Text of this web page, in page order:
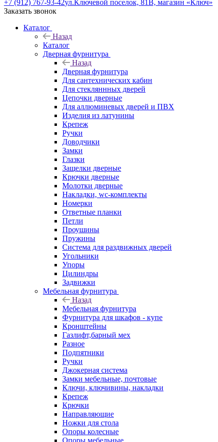
+7 (912) 767-93-42ул.Ключевой поселок, 81В, магазин «Ключ»
Заказать звонок
Каталог
Назад
Каталог
Дверная фурнитура
Назад
Дверная фурнитура
Для сантехнических кабин
Для стекляннных дверей
Цепочки дверные
Для аллюминевых дверей и ПВХ
Изделия из латунины
Крепеж
Ручки
Доводчики
Замки
Глазки
Защелки дверные
Крючки дверные
Молотки дверные
Накладки, wc-комплекты
Номерки
Ответные планки
Петли
Проушины
Пружины
Система для раздвижных дверей
Угольники
Упоры
Цилиндры
Задвижки
Мебельная фурнитура
Назад
Мебельная фурнитура
Фурнитура для шкафов - купе
Кронштейны
Газлифт,барный мех
Разное
Подпятники
Ручки
Джокерная система
Замки мебельные, почтовые
Ключи, ключивины, накладки
Крепеж
Крючки
Направляющие
Ножки для стола
Опоры колесные
Опоры мебельные